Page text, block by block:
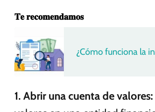
𝐓𝐞 𝐫𝐞𝐜𝐨𝐦𝐞𝐧𝐝𝐚𝐦𝐨𝐬
¿Cómo funciona la
1. Abrir una cuenta de valores: